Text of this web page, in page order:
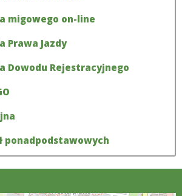
migowego on-line
Prawa Jazdy
Dowodu Rejestracyjnego
ponadpodstawowych